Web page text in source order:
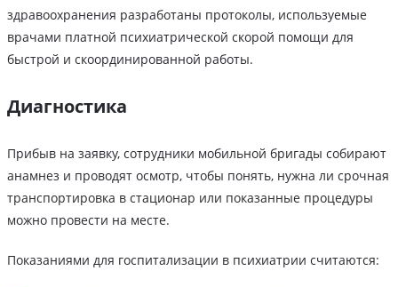
здравоохранения разработаны протоколы, используемые
врачами платной психиатрической скорой помощи для
быстрой и скоординированной работы.
Диагностика
Прибыв на заявку, сотрудники мобильной бригады собирают
анамнез и проводят осмотр, чтобы понять, нужна ли срочная
транспортировка в стационар или показанные процедуры
можно провести на месте.
Показаниями для госпитализации в психиатрии считаются: